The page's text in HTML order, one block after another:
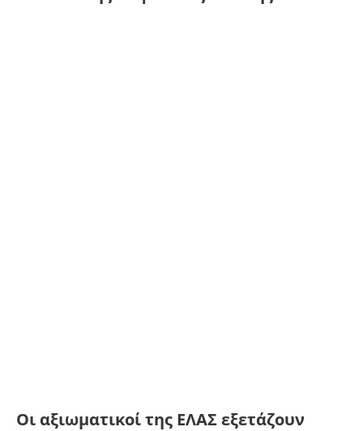
Οι αξιωματικοί της ΕΛΑΣ εξετάζουν